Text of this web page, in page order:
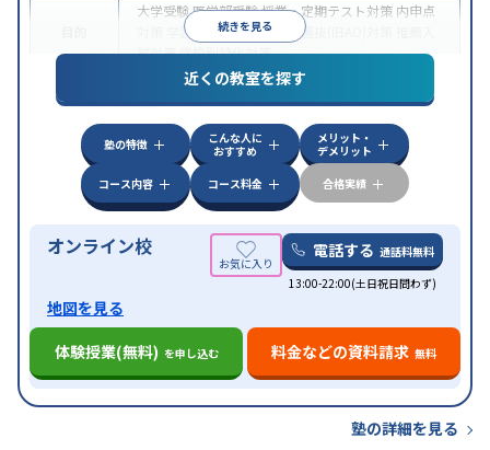
続きを見る
大学受験医学部受験授業・定期テスト対策 内申点
学習習慣の定着 総合型選抜(旧AO)対策
試対策学校別特化対策
特徴
中高一貫校生に対応授業の振替可能
学習にPC・タブレットを利用オンライン対応1
科目から受講可能
近くの教室を探す
塾の特徴
こんな人に
おすすめ
メリット・
デメリット
コース内容
コース料金 合格実績
オンライン校 電話する 通話料無料
13:00-22:00(土日祝日問わず)
地図を見る
体験授業(無料) を申し込む 料金などの資料請求 無料
塾の詳細を見る